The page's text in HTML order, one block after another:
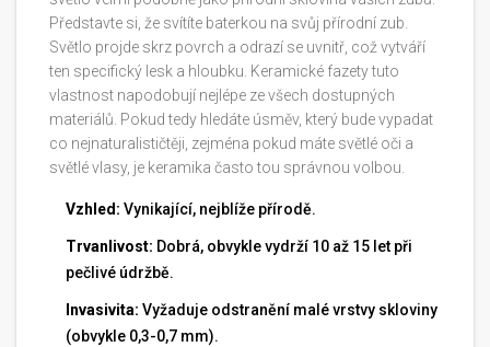
Představte si, že svítíte baterkou na svůj přírodní zub.
Světlo projde skrz povrch a odrazí se uvnitř, což vytváří
ten specifický lesk a hloubku. Keramické fazety tuto
vlastnost napodobují nejlépe ze všech dostupných
materiálů. Pokud tedy hledáte úsměv, který bude vypadat
co nejnaturalističtěji, zejména pokud máte světlé oči a
světlé vlasy, je keramika často tou správnou volbou.
Vzhled: Vynikající, nejblíže přírodě.
Trvanlivost: Dobrá, obvykle vydrží 10 až 15 let při
pečlivé údržbě.
Invasivita: Vyžaduje odstranění malé vrstvy skloviny
(obvykle 0,3-0,7 mm).